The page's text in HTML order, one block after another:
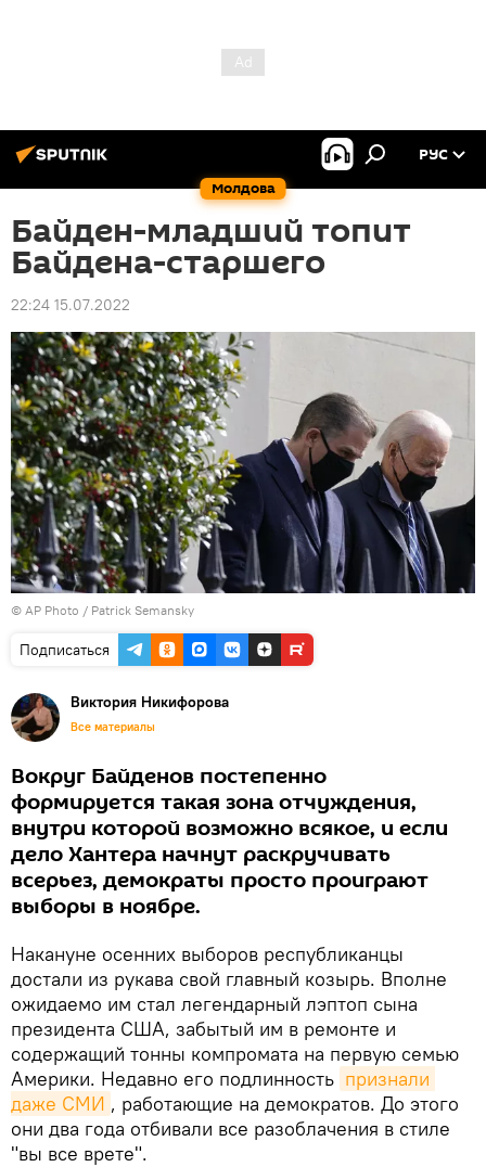
Молдова
РУС
Байден-младший топит
Байдена-старшего
22:24 15.07.2022
© AP Photo / Patrick Semansky
Подписаться
Виктория Никифорова
Все материалы
Вокруг Байденов постепенно
формируется такая зона отчуждения,
внутри которой возможно всякое, и если
дело Хантера начнут раскручивать
всерьез, демократы просто проиграют
выборы в ноябре.
Накануне осенних выборов республиканцы
достали из рукава свой главный козырь. Вполне
ожидаемо им стал легендарный лэптоп сына
президента США, забытый им в ремонте и
содержащий тонны компромата на первую семью
Америки. Недавно его подлинность признали
даже СМИ , работающие на демократов. До этого
они два года отбивали все разоблачения в стиле
"вы все врете".